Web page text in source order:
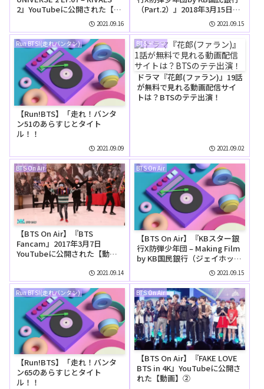
2』YouTubeに公開された【動
2021.09.16
（Part.2）』2018年3月15日
YouTubeに公開された【動
画】
2021.09.15
Run BTS!(走れバンタン)
【Run!BTS】「走れ！バンタ
ン51のあらすじとタイト
ル！！
2021.09.09
BTS ドラマ
ドラマ『花郎(ファラン)』19話
が無料で見れる動画配信サイ
トは？BTSのテテ出演！
2021.09.02
BTS On Air
【BTS On Air】『BTS
Fancam』2017年3月7日
YouTubeに公開された【動
2021.09.14
BTS On Air
【BTS On Air】『KBスター銀
行X防弾少年団 – Making Film
by KB国民銀行（ジェイホップ
編）』2018年4月9日YouTube
に公開された【動画】 2021.09.15
Run BTS!(走れバンタン)
【Run!BTS】「走れ！バンタ
ン65のあらすじとタイト
ル！！
BTS On Air
【BTS On Air】『FAKE LOVE
BTS in 4K』YouTubeに公開さ
れた【動画】②